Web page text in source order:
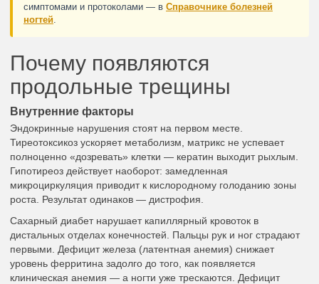
симптомами и протоколами — в Справочнике болезней
ногтей
Почему появляются
продольные трещины
Внутренние факторы
Эндокринные нарушения стоят на первом месте.
Тиреотоксикоз ускоряет метаболизм, матрикс не успевает
полноценно «дозревать» клетки — кератин выходит рыхлым.
Гипотиреоз действует наоборот: замедленная
микроциркуляция приводит к кислородному голоданию зоны
роста. Результат одинаков — дистрофия.
Сахарный диабет нарушает капиллярный кровоток в
дистальных отделах конечностей. Пальцы рук и ног страдают
первыми. Дефицит железа (латентная анемия) снижает
уровень ферритина задолго до того, как появляется
клиническая анемия — а ногти уже трескаются. Дефицит